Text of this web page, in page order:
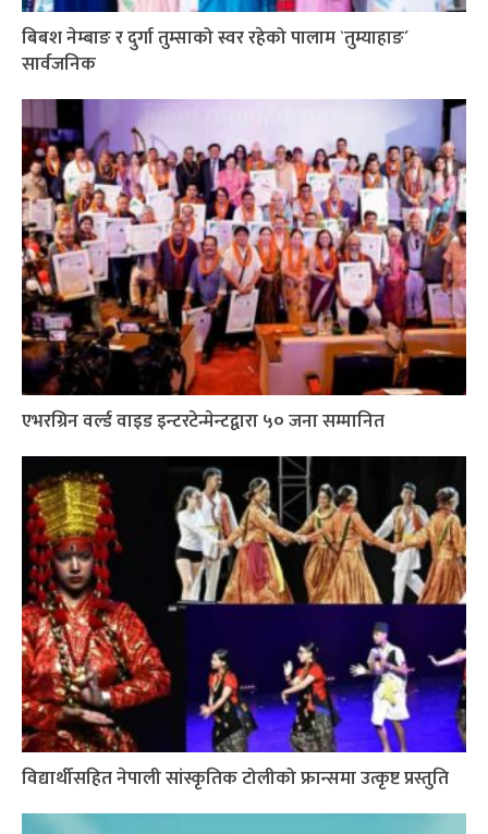
बिबश नेम्बाङ र दुर्गा तुम्साको स्वर रहेको पालाम `तुम्याहाङ´
सार्वजनिक
एभरग्रिन वर्ल्ड वाइड इन्टरटेन्मेन्टद्वारा ५० जना सम्मानित
विद्यार्थीसहित नेपाली सांस्कृतिक टोलीको फ्रान्समा उत्कृष्ट प्रस्तुति